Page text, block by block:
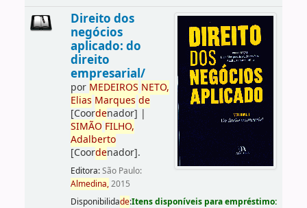
Direito dos
negócios
aplicado: do
direito
empresarial/
por MEDEIROS NETO,
Elias Marques de
[Coordenador] |
SIMÃO FILHO,
Adalberto
[Coordenador].
Editora:São Paulo:
Almedina,2015
Disponibilidade:Itens disponíveis para empréstimo: